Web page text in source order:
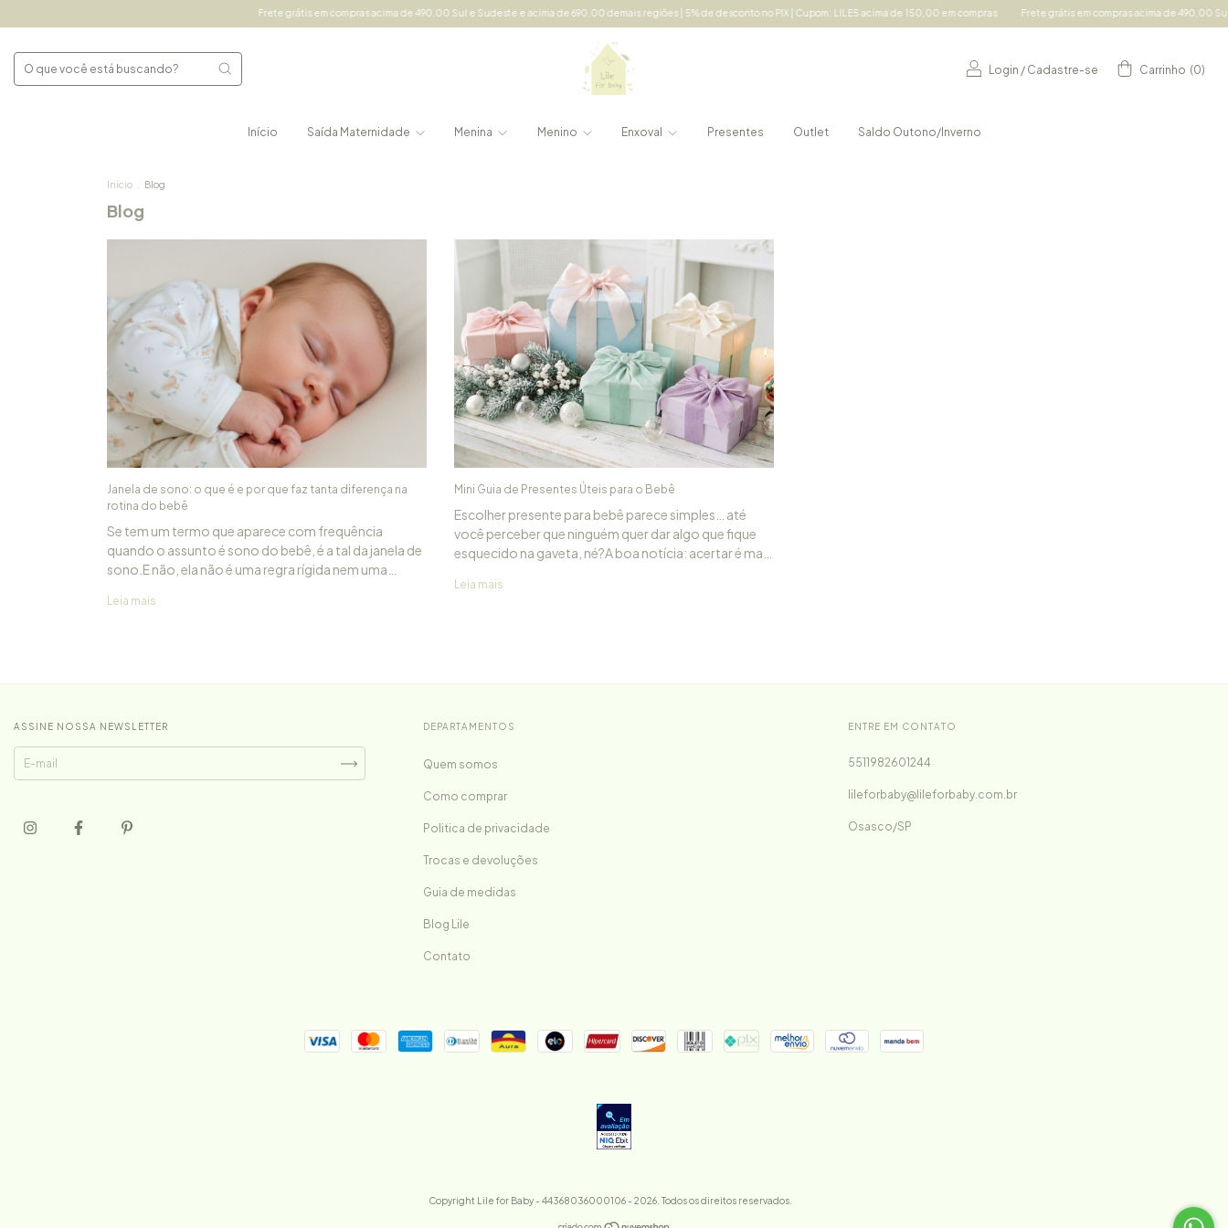
Frete grátis em compras acima de 490,00 Sul e Sudeste e acima de 690,00 demais regiões | 5% de desconto no PIX | Cupom: LILE5 acima de 150,00 em compras Frete grátis em compras acima de 490,00 Sul e Sudeste
Login / Cadastre-se Carrinho (0)
Início Saída Maternidade Menina Menino Enxoval Presentes Outlet Saldo Outono/Inverno
Início Blog
Blog
Janela de sono: o que é e por que faz tanta diferença na
rotina do bebê
Se tem um termo que aparece com frequência
quando o assunto é sono do bebê, é a tal da janela de
sono.E não, ela não é uma regra rígida nem uma
observar o tempo do seu bebê.
Leia mais
Mini Guia de Presentes Úteis para o Bebê
Escolher presente para bebê parece simples… até
você perceber que ninguém quer dar algo que fique
esquecido na gaveta, né?A boa notícia: acertar é mais
Leia mais
ASSINE NOSSA NEWSLETTER DEPARTAMENTOS
Quem somos
Como comprar
Politica de privacidade
Trocas e devoluções
Guia de medidas
Blog Lile
Contato
ENTRE EM CONTATO
5511982601244
lileforbaby@lileforbaby.com.br
Osasco/SP
Copyright Lile for Baby - 44368036000106 - 2026. Todos os direitos reservados.